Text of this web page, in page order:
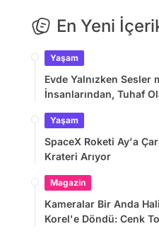
En Yeni
Yaşam
Evde Yalnızken
İnsanlarından, Tuhaf
Yaşam
SpaceX Roketi Ay'a
Krateri Arıyor
Magazin
Kameralar Bir Anda
Korel'e Döndü: Cenk